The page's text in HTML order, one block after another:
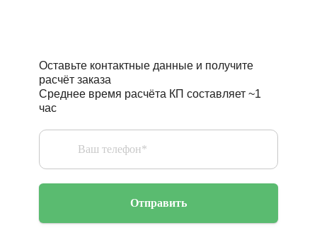
Оставьте контактные данные и получите
расчёт заказа
Среднее время расчёта КП составляет ~1
час
Отправить